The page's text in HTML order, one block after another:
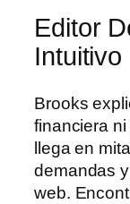
Editor
Intuitivo
Brooks
financiera
llega en
demandas
web.